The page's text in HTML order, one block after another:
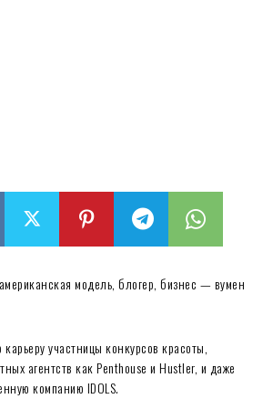
модель, блогер, бизнес — вумен
участницы конкурсов красоты,
агентств как Penthouse и Hustler, и даже
компанию IDOLS.